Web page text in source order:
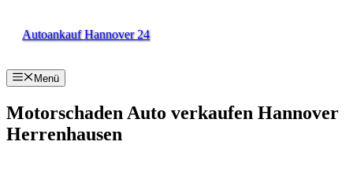
InhaltAutoankauf Hannover 24
Menü
Motorschaden Auto verkaufen Hannover
Herrenhausen